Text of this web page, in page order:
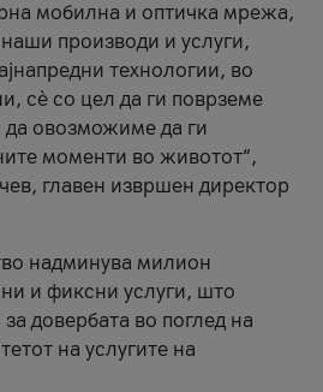
мобилна и оптичка мрежа,
производи и услуги,
технологии, во
сè со цел да ги поврземе
овозможиме да ги
моменти во животот“,
главен извршен директор
надминува милион
и фиксни услуги, што
довербата во поглед на
на услугите на